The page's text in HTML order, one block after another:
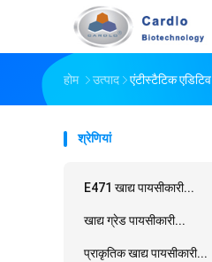
होम उत्पाद एंटीस्टैटिक एडिटिव
श्रेणियां
E471 खाद्य पायसीकारी...
खाद्य ग्रेड पायसीकारी...
प्राकृतिक खाद्य पायसीकारी...